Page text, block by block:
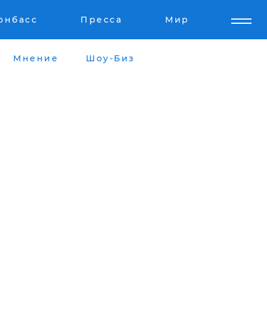
Пресса Мир
Мнение Шоу-Биз